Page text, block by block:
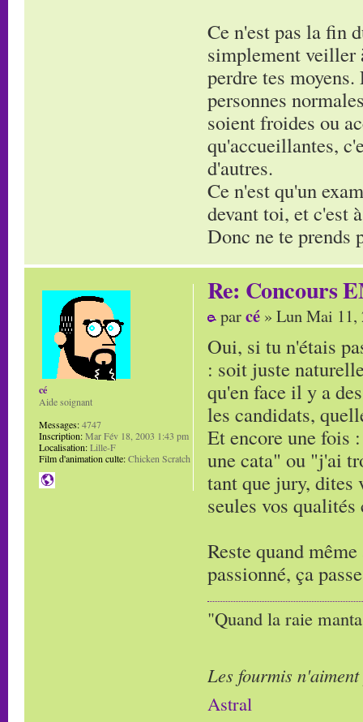
Ce n'est pas la fin
simplement veiller
perdre tes
personnes
soient froides ou
qu'accueillantes,
d'autres.
Ce n'est qu'un
devant toi, et c'est
Donc ne te prends
Re: Concours
parcé » Lun Mai 11,
Oui, si tu n'étais
: soit juste
qu'en face il y a
les candidats,
Et encore une fois
une cata" ou "j'ai
tant que jury, dites
seules vos
Reste quand
passionné, ça
"Quand la raie
Les fourmis
Astral
cé
Aide soignant
Messages:4747
Inscription:Mar Fév 18, 2003 1:43 pm
Localisation:Lille-F
Film d'animation culte:Chicken Scratch